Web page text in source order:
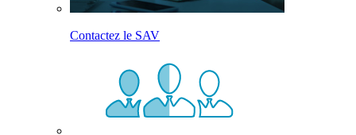
Contactez le SAV